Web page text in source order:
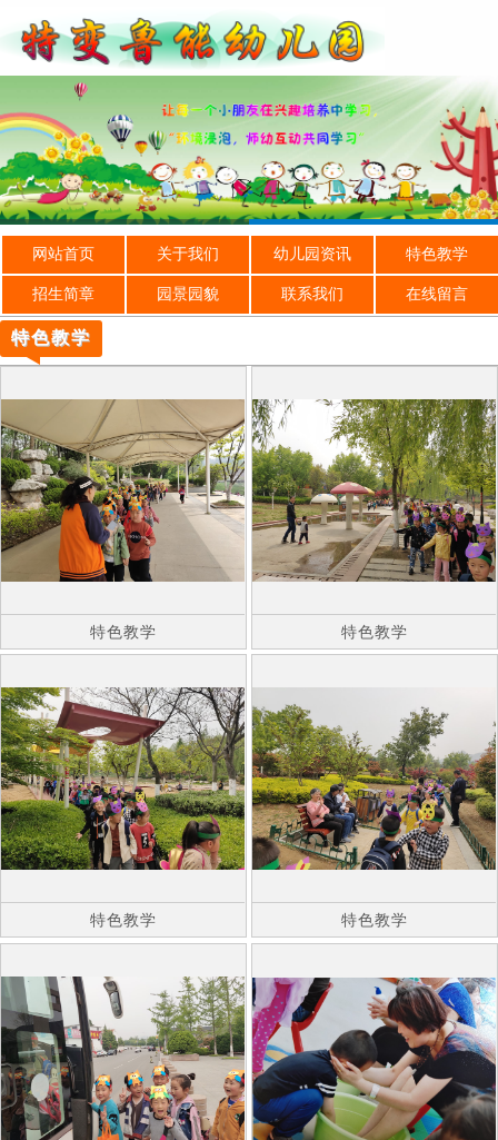
网站首页 关于我们 幼儿园资讯 特色教学
招生简章 园景园貌 联系我们 在线留言
特色教学
特色教学 特色教学
特色教学 特色教学